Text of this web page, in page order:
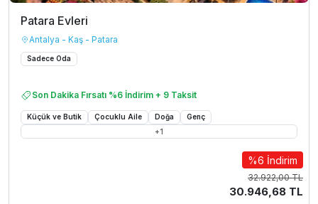
Patara Evleri
Antalya - Kaş - Patara
Sadece Oda
Son Dakika Fırsatı %6 İndirim + 9 Taksit
Küçük ve Butik Çocuklu Aile Doğa
Genç
+1
%6 İndirim
32.922,00 TL
30.946,68 TL